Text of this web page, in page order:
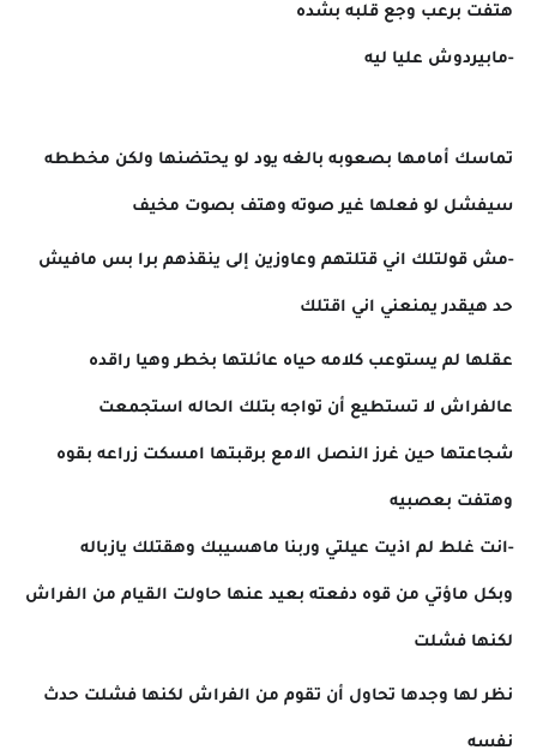
هتفت برعب وجع قلبه بشده
-مابيردوش عليا ليه
تماسك أمامها بصعوبه بالغه يود لو يحتضنها ولكن مخططه
سيفشل لو فعلها غير صوته وهتف بصوت مخيف
-مش قولتلك اني قتلتهم وعاوزين إلى ينقذهم برا بس مافيش
حد هيقدر يمنعني اني اقتلك
عقلها لم يستوعب كلامه حياه عائلتها بخطر وهيا راقده
عالفراش لا تستطيع أن تواجه بتلك الحاله استجمعت
شجاعتها حين غرز النصل الامع برقبتها امسكت زراعه بقوه
وهتفت بعصبيه
-انت غلط لم اذيت عيلتي وربنا ماهسيبك وهقتلك يازباله
وبكل ماؤتي من قوه دفعته بعيد عنها حاولت القيام من الفراش
لكنها فشلت
نظر لها وجدها تحاول أن تقوم من الفراش لكنها فشلت حدث
نفسه